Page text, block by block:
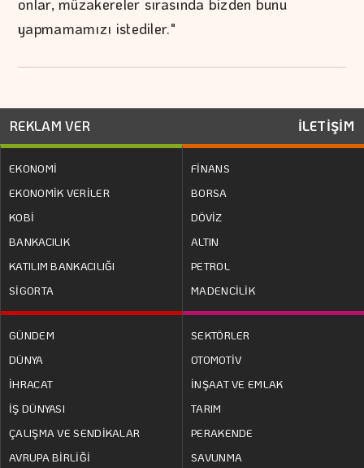
onlar, müzakereler sırasında bizden bunu
yapmamamızı istediler."
REKLAM VER İLETİŞİM
EKONOMİ
EKONOMİK VERİLER
KOBİ
BANKACILIK
KATILIM BANKACILIĞI
SİGORTA
FİNANS
BORSA
DÖVİZ
ALTIN
PETROL
MADENCİLİK
GÜNDEM
DÜNYA
İHRACAT
İŞ DÜNYASI
ÇALIŞMA VE SENDİKALAR
AVRUPA BİRLİĞİ
SEKTÖRLER
OTOMOTİV
İNŞAAT VE EMLAK
TARIM
PERAKENDE
SAVUNMA